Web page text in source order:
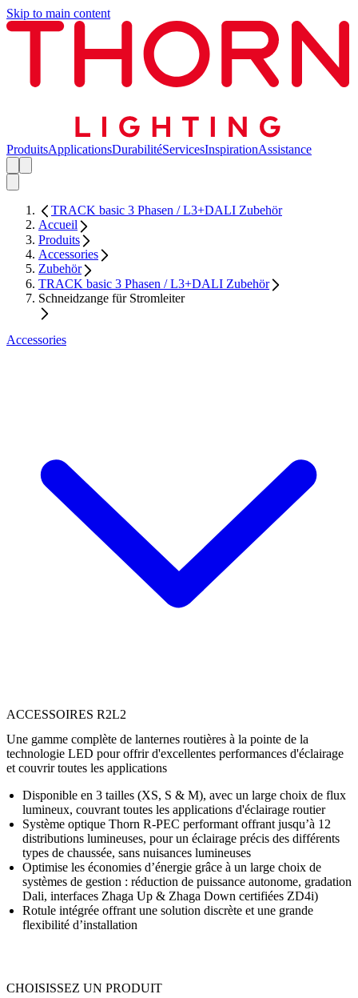
Skip to main content
ProduitsApplicationsDurabilitéServicesInspirationAssistance
TRACK basic 3 Phasen / L3+DALI Zubehör
Accueil
Produits
Accessories
Zubehör
TRACK basic 3 Phasen / L3+DALI Zubehör
Schneidzange für Stromleiter
Accessories
ACCESSOIRES R2L2
Une gamme complète de lanternes routières à la pointe de la
technologie LED pour offrir d'excellentes performances d'éclairage
et couvrir toutes les applications
Disponible en 3 tailles (XS, S & M), avec un large choix de flux
lumineux, couvrant toutes les applications d'éclairage routier
Système optique Thorn R-PEC performant offrant jusqu’à 12
distributions lumineuses, pour un éclairage précis des différents
types de chaussée, sans nuisances lumineuses
Optimise les économies d’énergie grâce à un large choix de
systèmes de gestion : réduction de puissance autonome, gradation
Dali, interfaces Zhaga Up & Zhaga Down certifiées ZD4i)
Rotule intégrée offrant une solution discrète et une grande
flexibilité d’installation
CHOISISSEZ UN PRODUIT